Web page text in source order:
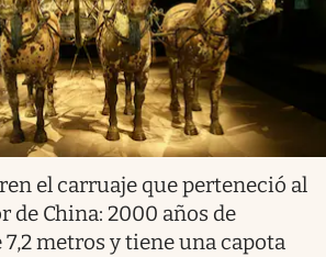
el carruaje que perteneció al
de China: 2000 años de
metros y tiene una capota